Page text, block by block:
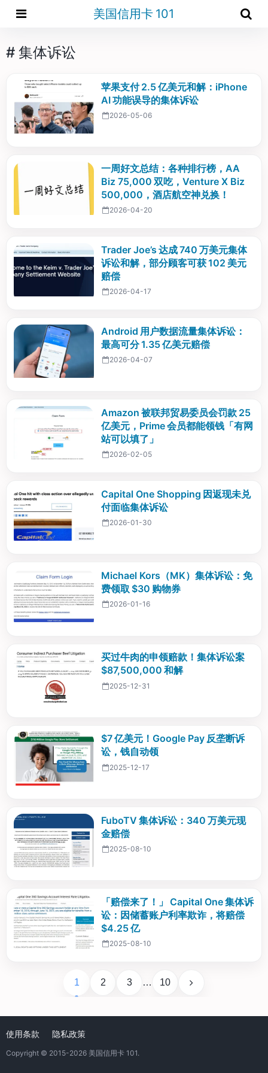
美国信用卡 101
# 集体诉讼
苹果支付 2.5 亿美元和解：iPhone
AI 功能误导的集体诉讼
2026-05-06
一周好文总结：各种排行榜，AA
Biz 75,000 双吃，Venture X Biz
500,000，酒店航空神兑换！
2026-04-20
Trader Joe’s 达成 740 万美元集体
诉讼和解，部分顾客可获 102 美元
赔偿
2026-04-17
Android 用户数据流量集体诉讼：
最高可分 1.35 亿美元赔偿
2026-04-07
Amazon 被联邦贸易委员会罚款 25
亿美元，Prime 会员都能领钱「有网
站可以填了」
2026-02-05
Capital One Shopping 因返现未兑
付面临集体诉讼
2026-01-30
Michael Kors（MK）集体诉讼：免
费领取 $30 购物券
2026-01-16
买过牛肉的申领赔款！集体诉讼案
$87,500,000 和解
2025-12-31
$7 亿美元！Google Pay 反垄断诉
讼，钱自动领
2025-12-17
FuboTV 集体诉讼：340 万美元现
金赔偿
2025-08-10
「赔偿来了！」 Capital One 集体诉
讼：因储蓄账户利率欺诈，将赔偿
$4.25 亿
2025-08-10
1 2 3 … 10
使用条款 隐私政策
Copyright © 2015-2026 美国信用卡 101.